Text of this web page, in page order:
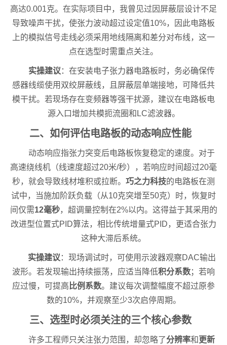
高达0.001克。在实际项目中，我曾见过因屏蔽层设计不足
导致噪声干扰，使张力波动超过设定值10%，因此电路板
上的模拟信号走线必须采用地线隔离和差分对布线，这一
点在选型时需重点关注。
实操建议 ：在安装电子张力器电路板时，务必确保传
感器线缆使用双绞屏蔽线，且屏蔽层单端接地，可降低共
模干扰。若现场存在变频器等强干扰源，建议在电路板电
源入口增加共模扼流圈和LC滤波器。
二、如何评估电路板的动态响应性能
动态响应指张力突变后电路板恢复稳定的速度。对于
高速绕线机（线速度超过20米/秒），若响应时间超过20毫
秒，就会导致线材堆积或拉断。 巧之力科技的电路板在测
试中，当施加阶跃负载（从10克突增至50克）时，恢复时
间仅需12毫秒，超调量控制在2%以内。这得益于其采用的
改进型位置式PID算法，相比传统增量式PID，更适合张力
这种大滞后系统。
实操建议 ：现场调试时，可使用示波器观察DAC输出
波形。若发现输出持续振荡，应适当降低积分系数；若响
应过慢，可提高 比例系数。建议每次调整幅度不超过原参
数的10%，并观察至少3次启停周期。
三、选型时必须关注的三个核心参数
许多工程师只关注张力范围，却忽略了分辨率和 更新